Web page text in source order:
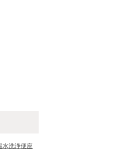
水洗浄便座